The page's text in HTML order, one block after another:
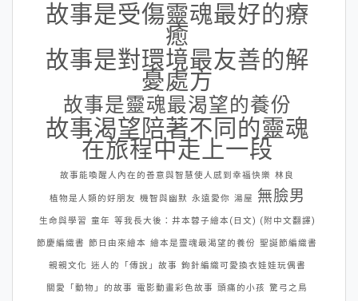
故事是受傷靈魂最好的療
癒
故事是對環境最友善的解
憂處方
故事是靈魂最渴望的養份
故事渴望陪著不同的靈魂
在旅程中走上一段
故事能喚醒人內在的善意與智慧使人感到幸福快樂 林良
植物是人類的好朋友 機智與幽默 永遠愛你 湯屋 無臉男
生命與學習 童年 等我長大後：井本蓉子繪本(日文) (附中文翻譯)
節慶編織書 節日由來繪本 繪本是靈魂最渴望的養份 聖誕節編織書
親親文化 迷人的「傳說」故事 鉤針編織可愛換衣娃娃玩偶書
關愛「動物」的故事 電影動畫彩色故事 頭痛的小孩 驚弓之鳥